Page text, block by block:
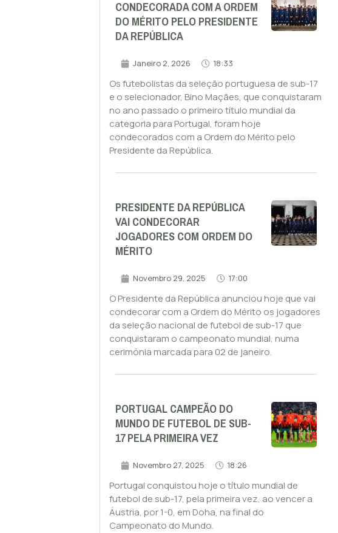
CONDECORADA COM A ORDEM
DO MÉRITO PELO PRESIDENTE
DA REPÚBLICA
Janeiro 2, 2026 18:33
Os futebolistas da seleção portuguesa de sub-17
e o selecionador, Bino Maçães, que conquistaram
no ano passado o primeiro título mundial da
categoria para Portugal, foram hoje
condecorados com a Ordem do Mérito pelo
Presidente da República.
PRESIDENTE DA REPÚBLICA
VAI CONDECORAR
JOGADORES COM ORDEM DO
MÉRITO
Novembro 29, 2025 17:00
O Presidente da República anunciou hoje que vai
condecorar com a Ordem do Mérito os jogadores
da seleção nacional de futebol de sub-17 que
conquistaram o campeonato mundial, numa
cerimónia marcada para 02 de janeiro.
PORTUGAL CAMPEÃO DO
MUNDO DE FUTEBOL DE SUB-
17 PELA PRIMEIRA VEZ
Novembro 27, 2025 18:26
Portugal conquistou hoje o título mundial de
futebol de sub-17, pela primeira vez, ao vencer a
Áustria, por 1-0, em Doha, na final do
Campeonato do Mundo.